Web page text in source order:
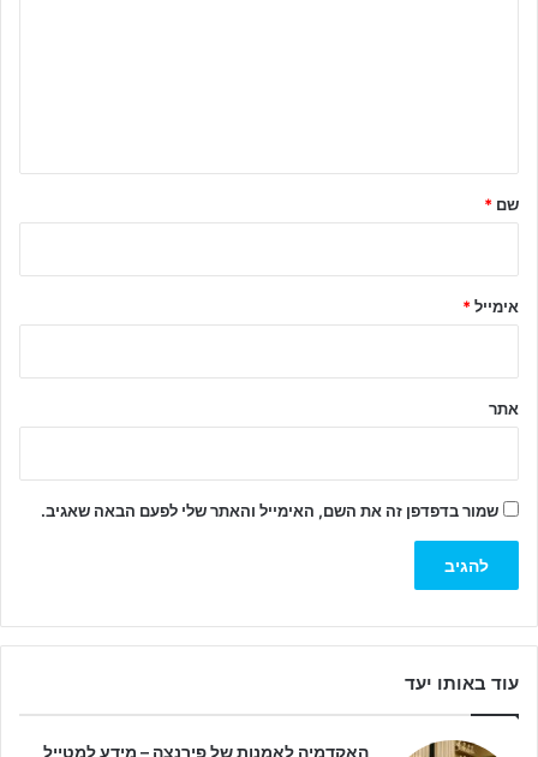
ל
שם *
אימייל*
אתר
שמור בדפדפן זה את השם, האימייל והאתר שלי לפעם הבאה שאגיב.
עוד באותו יעד
האקדמיה לאמנות של פירנצה – מידע למטייל